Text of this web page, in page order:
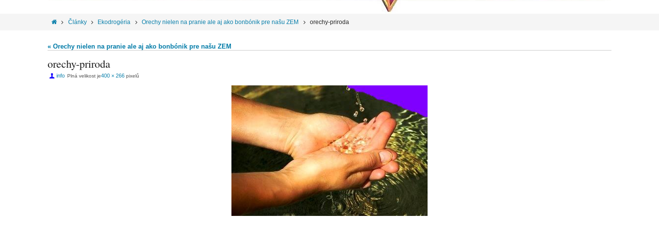
Články Ekodrogéria Orechy nielen na pranie ale aj ako bonbónik pre našu ZEM orechy-priroda
« Orechy nielen na pranie ale aj ako bonbónik pre našu ZEM
orechy-priroda
info Plná velikost je400 × 266 pixelů